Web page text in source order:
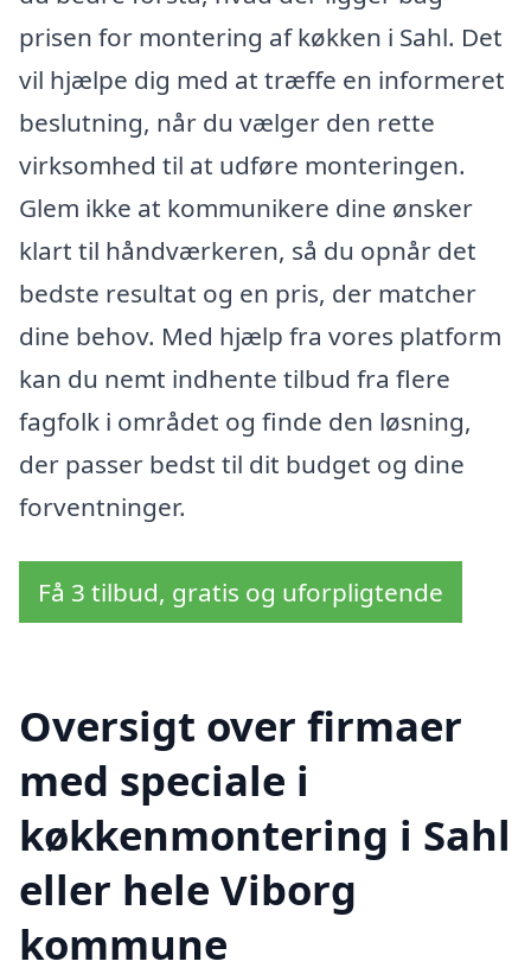
prisen for montering af køkken i Sahl. Det
vil hjælpe dig med at træffe en informeret
beslutning, når du vælger den rette
virksomhed til at udføre monteringen.
Glem ikke at kommunikere dine ønsker
klart til håndværkeren, så du opnår det
bedste resultat og en pris, der matcher
dine behov. Med hjælp fra vores platform
kan du nemt indhente tilbud fra flere
fagfolk i området og finde den løsning,
der passer bedst til dit budget og dine
forventninger.
Få 3 tilbud, gratis og uforpligtende
Oversigt over firmaer
med speciale i
køkkenmontering i Sahl
eller hele Viborg
kommune